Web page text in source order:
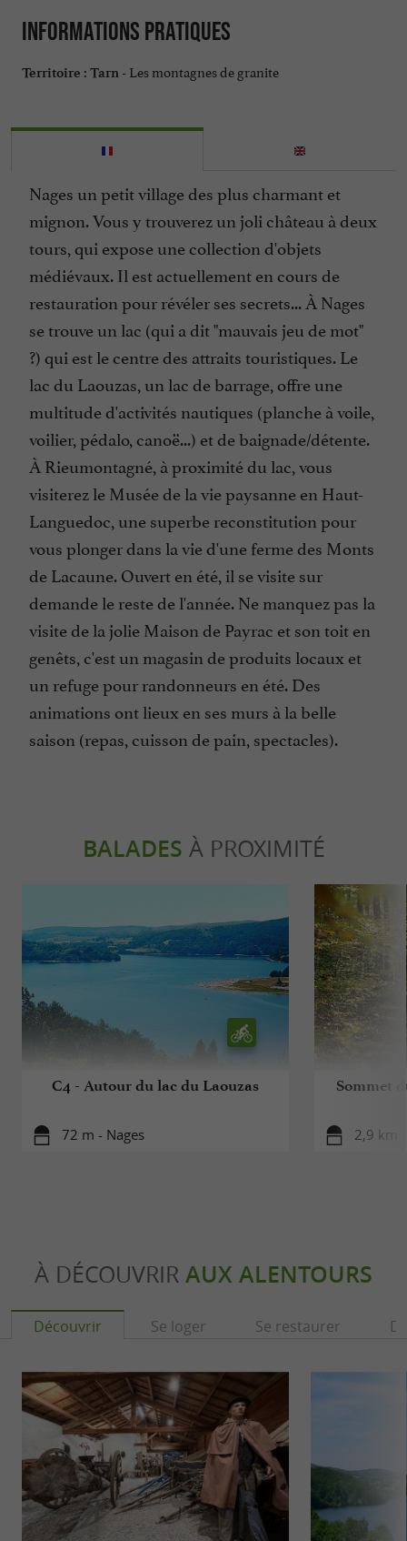
Informations pratiques
Territoire : Tarn - Les montagnes de granite
Nages un petit village des plus charmant et
mignon. Vous y trouverez un joli château à deux
tours, qui expose une collection d'objets
médiévaux. Il est actuellement en cours de
restauration pour révéler ses secrets... À Nages
se trouve un lac (qui a dit "mauvais jeu de mot"
?) qui est le centre des attraits touristiques. Le
lac du Laouzas, un lac de barrage, offre une
multitude d'activités nautiques (planche à voile,
voilier, pédalo, canoë...) et de baignade/détente.
À Rieumontagné, à proximité du lac, vous
visiterez le Musée de la vie paysanne en Haut-
Languedoc, une superbe reconstitution pour
vous plonger dans la vie d'une ferme des Monts
de Lacaune. Ouvert en été, il se visite sur
demande le reste de l'année. Ne manquez pas la
visite de la jolie Maison de Payrac et son toit en
genêts, c'est un magasin de produits locaux et
un refuge pour randonneurs en été. Des
animations ont lieux en ses murs à la belle
saison (repas, cuisson de pain, spectacles).
BALADES À PROXIMITÉ
C4 - Autour du lac du Laouzas
72 m - Nages
Sommet
2,9 km
À DÉCOUVRIR AUX ALENTOURS
Découvrir Se loger Se restaurer